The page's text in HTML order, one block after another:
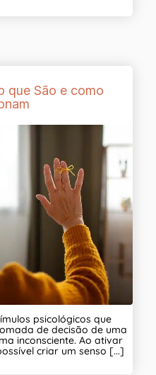
que São e como
psicológicos que
de decisão de uma
inconsciente. Ao ativar
criar um senso [...]